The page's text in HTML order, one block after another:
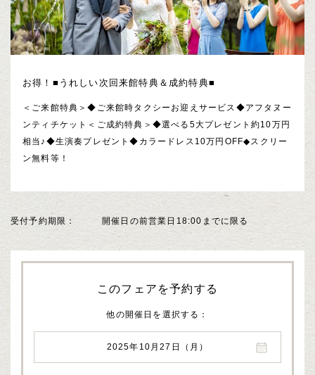
お得！■うれしい次回来館特典＆成約特典■
＜ご来館特典＞◆ご来館時タクシーお迎えサービス◆アフタヌー
ンティチケット＜ご成約特典＞◆選べる5大プレゼント約10万円
相当♪◆生演奏プレゼント◆カラードレス10万円OFF◆スクリー
ン無料等！
受付予約期限 開催日の前営業日18:00までに限る
このフェアを予約する
他の開催日を選択する
2025年10月27日（月）